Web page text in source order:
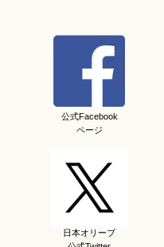
公式Facebook
ページ
日本オリーブ